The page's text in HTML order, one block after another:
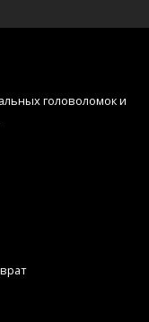
головоломок и